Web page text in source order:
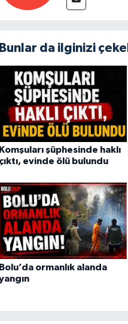
Bunlar da ilginizi
Komşuları şüphesinde haklı
çıktı, evinde ölü bulundu
Bolu’da ormanlık alanda